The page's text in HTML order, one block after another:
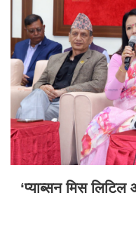
‘प्याब्सन मिस